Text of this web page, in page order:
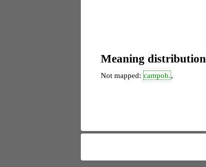
Meaning distribution
Not mapped: campob.,